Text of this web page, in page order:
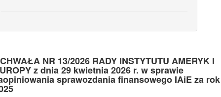
NR 13/2026 RADY INSTYTUTU AMERYK I
z dnia 29 kwietnia 2026 r. w sprawie
sprawozdania finansowego IAiE za rok